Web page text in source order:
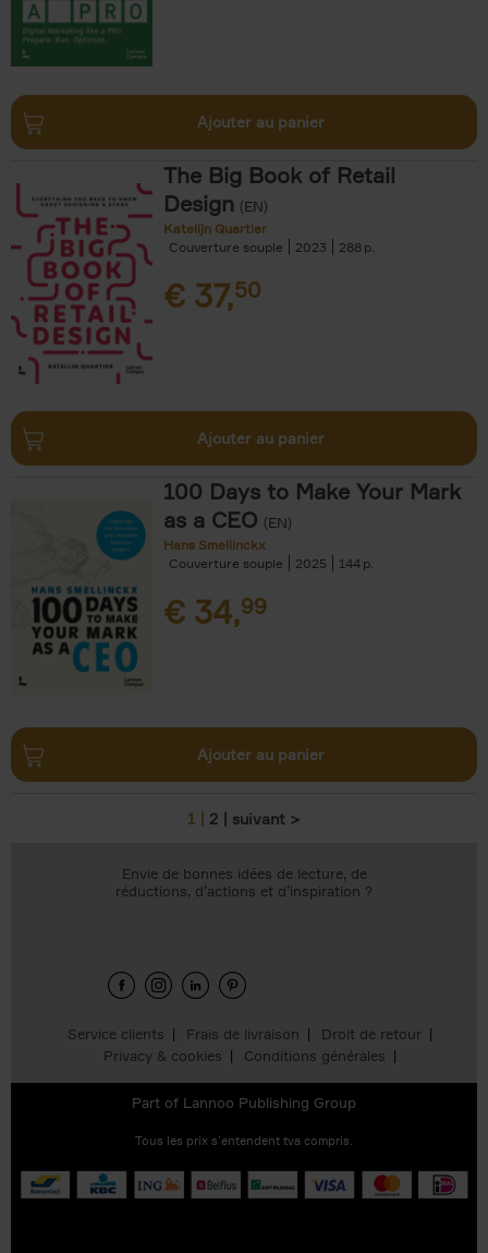
Ajouter au panier
The Big Book of Retail
Design (EN)
Katelijn Quartier
Couverture souple
2023 288
€ 37,50
Ajouter au panier
100 Days to Make Your Mark
as a CEO (EN)
Hans Smellinckx
Couverture souple
2025 144
€ 34,99
Ajouter au panier
1 2 suivant >
Service clients Frais de livraison
Droit de retour
Privacy & cookies
Conditions générales
Envie de bonnes idées de lecture, de
réductions, d’actions et d’inspiration ?
Part of Lannoo Publishing Group
Tous les prix s’entendent tva compris.